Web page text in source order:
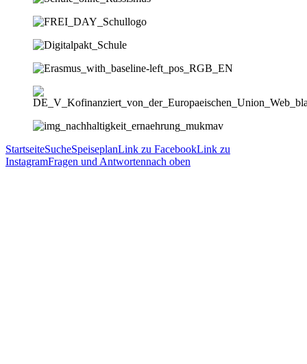
StartseiteSucheSpeiseplanLink zu FacebookLink zu
InstagramFragen und Antwortennach oben